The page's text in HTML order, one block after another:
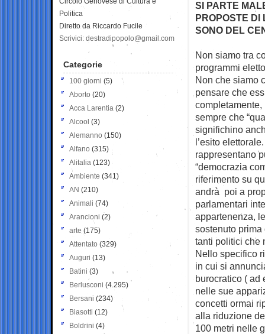
SI PARTE
PROPOSTE DI
SONO DEL
Non siamo tra
programmi
Non che siamo
pensare che
sempre che
significhino
l’esito
rappresentano
“democrazia
riferimento su
andrà poi a
parlamentari
appartenenza,
sostenuto prima
tanti politici che
Nello specifico
in cui si
burocratico ( ad
nelle sue
concetti ormai
alla riduzione
100 metri nelle
Politica
Diretto da Riccardo Fucile
Scrivici: destradipopolo@gmail.com
Categorie
100 giorni (5)
Aborto (20)
Acca Larentia (2)
Alcool (3)
Alemanno (150)
Alfano (315)
Alitalia (123)
Ambiente (341)
AN (210)
Animali (74)
Arancioni (2)
arte (175)
Attentato (329)
Auguri (13)
Batini (3)
Berlusconi (4.295)
Bersani (234)
Biasotti (12)
Boldrini (4)